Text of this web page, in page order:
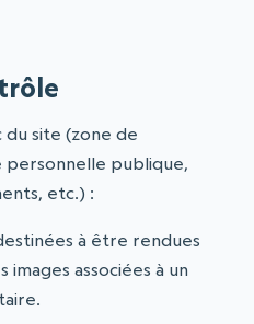
du site (zone de
publique,
etc.) :
à être rendues
associées à un